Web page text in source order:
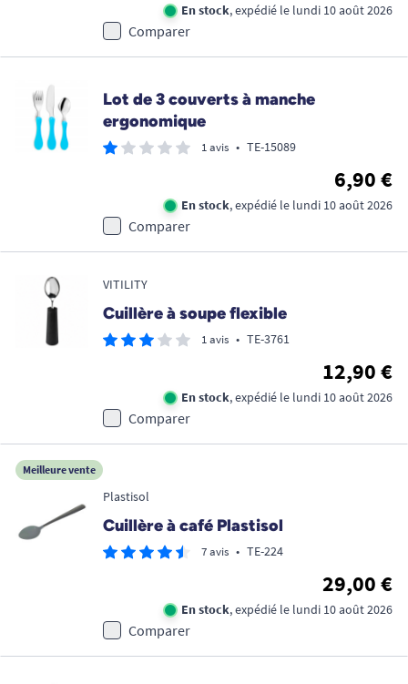
En stock, expédié le lundi 10 août 2026
Comparer
Lot de 3 couverts à manche
ergonomique
1 avis • TE-15089
6,90 €
En stock, expédié le lundi 10 août 2026
Comparer
VITILITY
Cuillère à soupe flexible
1 avis • TE-3761
12,90 €
En stock, expédié le lundi 10 août 2026
Comparer
Meilleure vente
Plastisol
Cuillère à café Plastisol
7 avis • TE-224
29,00 €
En stock, expédié le lundi 10 août 2026
Comparer